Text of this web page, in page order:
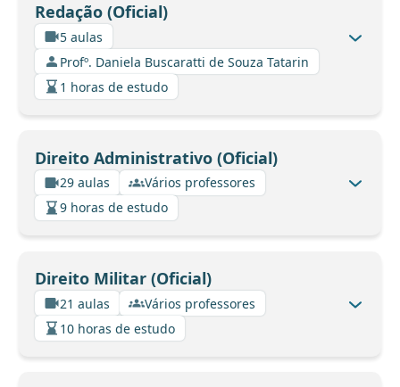
Redação (Oficial)
5 aulas
Profº. Daniela Buscaratti de Souza Tatarin
1 horas de estudo
Direito Administrativo (Oficial)
29 aulas
Vários professores
9 horas de estudo
Direito Militar (Oficial)
21 aulas
Vários professores
10 horas de estudo